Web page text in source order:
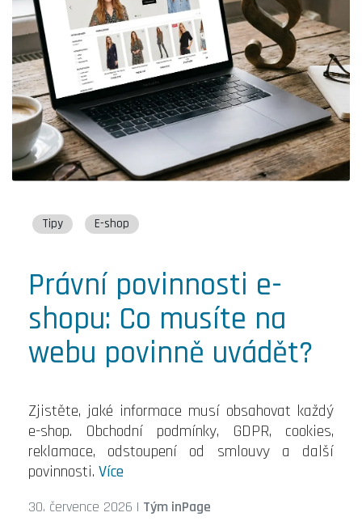
Tipy E-shop
Právní povinnosti e-
shopu: Co musíte na
webu povinně uvádět?
Zjistěte, jaké informace musí obsahovat každý
e-shop. Obchodní podmínky, GDPR, cookies,
reklamace, odstoupení od smlouvy a další
povinnosti. Více
30. července 2026 | Tým inPage